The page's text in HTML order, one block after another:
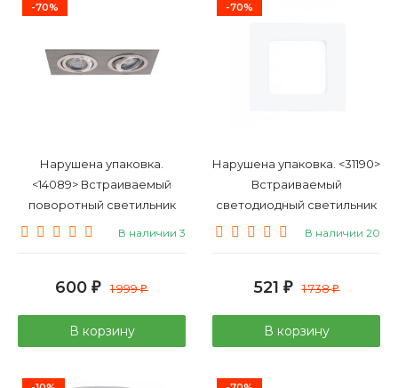
-70%
Нарушена упаковка.
<14089> Встраиваемый
поворотный светильник
Lightstar Singo 11602
В наличии 3
600 ₽ 1 999₽
В корзину
-70%
Нарушена упаковка. <31190>
Встраиваемый
светодиодный светильник
EGLO Fueva 1 94053
В наличии 20
521 ₽ 1 738₽
В корзину